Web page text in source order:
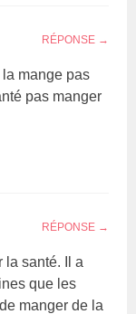
RÉPONSE
la mange pas
pas manger
RÉPONSE
la santé. Il a
que les
manger de la